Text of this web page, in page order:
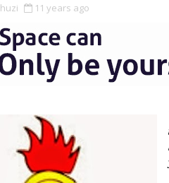
11 years ago